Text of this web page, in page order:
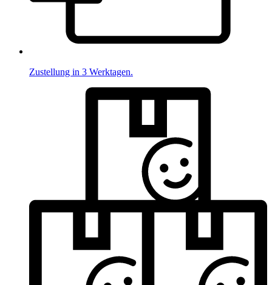
Zustellung in 3 Werktagen.